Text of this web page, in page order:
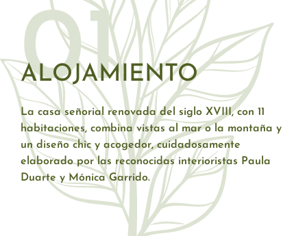
01
ALOJAMIENTO
La casa señorial renovada del siglo XVIII, con 11
habitaciones, combina vistas al mar o la montaña y
un diseño chic y acogedor, cuidadosamente
elaborado por las reconocidas interioristas Paula
Duarte y Mónica Garrido.